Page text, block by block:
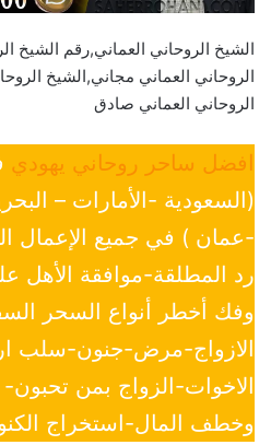
الشيخ الروحاني العماني,رقم الشيخ
الروحاني العماني مجاني,الشيخ
الروحاني العماني صادق
افضل ساحر روحاني يهودي
(السعودية -الأمارات –
-عمان ) في جميع الإعمال
رد المطلقة-موافقة الأهل
وفك أخطر أنواع السحر
الازواج-مرض-جنون-سلب
الاخوات-الزواج بمن
وخطف المال-استخراج